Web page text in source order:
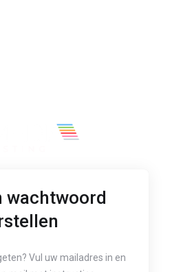
wachtwoord
Vul uw mailadres in en